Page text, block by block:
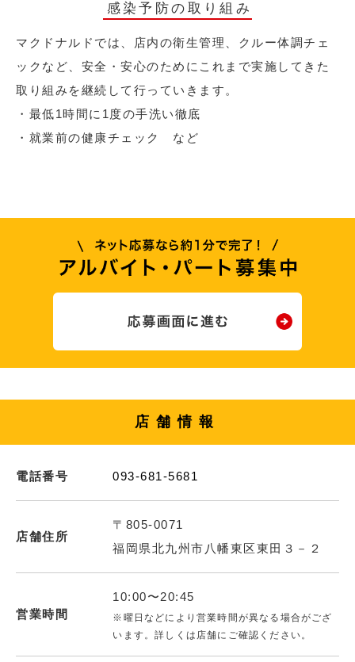
感染予防の取り組み
マクドナルドでは、店内の衛生管理、クルー体調チェ
ックなど、安全・安心のためにこれまで実施してきた
取り組みを継続して行っていきます。
・最低1時間に1度の手洗い徹底
・就業前の健康チェック など
店舗情報
電話番号 093-681-5681
店舗住所
〒805-0071
福岡県北九州市八幡東区東田３－２
営業時間
10:00〜20:45
※曜日などにより営業時間が異なる場合がござ
います。詳しくは店舗にご確認ください。